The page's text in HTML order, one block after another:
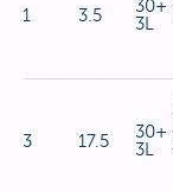
1 3.5
30+
3L
3 17.5
30+
3L